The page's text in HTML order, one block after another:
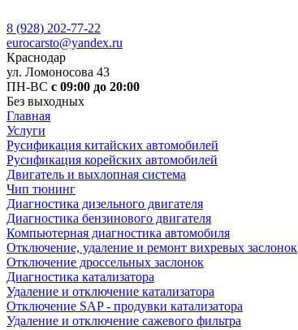
8 (928) 202-77-22
eurocarsto@yandex.ru
Краснодар
ул. Ломоносова 43
ПН-ВС с 09:00 до 20:00
Без выходных
Главная
Услуги
Русификация китайских автомобилей
Русификация корейских автомобилей
Двигатель и выхлопная система
Чип тюнинг
Диагностика дизельного двигателя
Диагностика бензинового двигателя
Компьютерная диагностика автомобиля
Отключение, удаление и ремонт вихревых заслонок
Отключение дроссельных заслонок
Диагностика катализатора
Удаление и отключение катализатора
Отключение SAP - продувки катализатора
Удаление и отключение сажевого фильтра